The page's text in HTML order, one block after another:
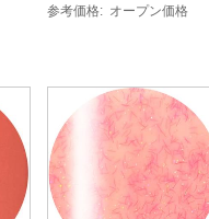
参考価格 オープン価格